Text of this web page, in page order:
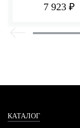
7 923 ₽
КАТАЛОГ